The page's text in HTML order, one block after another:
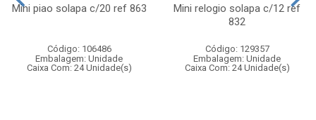
Mini piao solapa c/20 ref 863
Código: 106486
Embalagem: Unidade
Caixa Com: 24 Unidade(s)
Mini relogio solapa c/12 ref
832
Código: 129357
Embalagem: Unidade
Caixa Com: 24 Unidade(s)